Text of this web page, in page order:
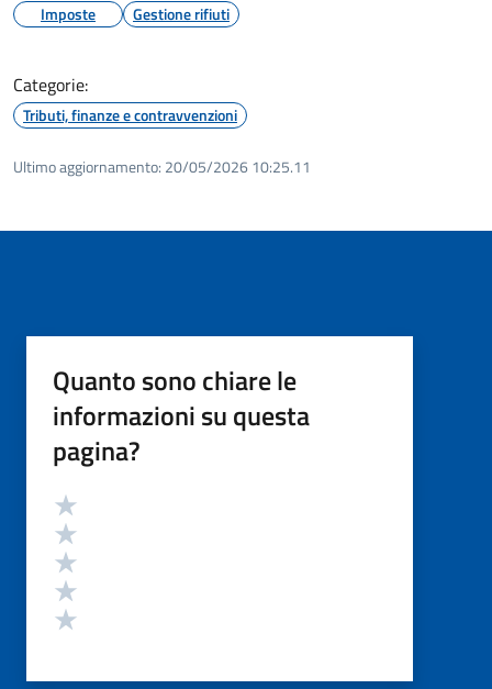
Imposte Gestione rifiuti
Categorie:
Tributi, finanze e contravvenzioni
Ultimo aggiornamento: 20/05/2026 10:25.11
Quanto sono chiare le
informazioni su questa
pagina?
Valutazione